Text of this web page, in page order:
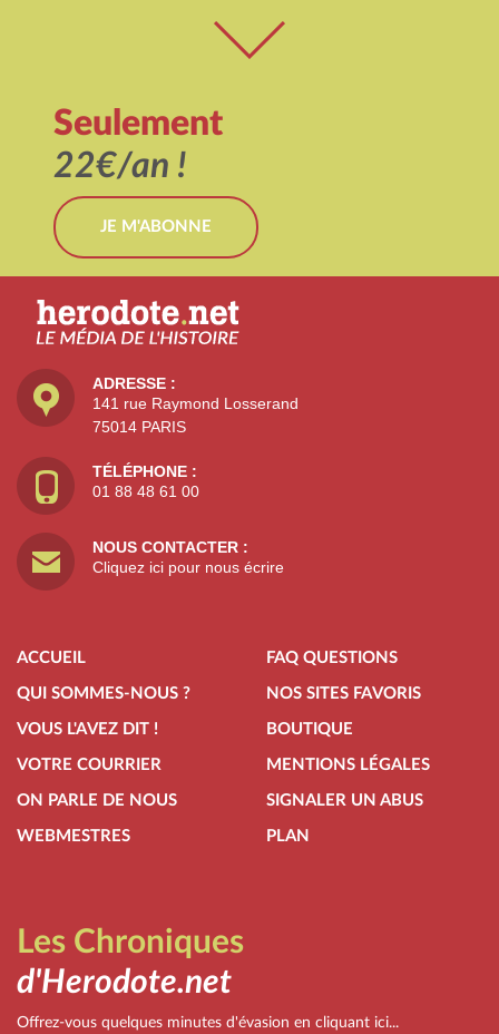
Seulement
22€/an !
JE M'ABONNE
ADRESSE :
141 rue Raymond Losserand
75014 PARIS
TÉLÉPHONE :
01 88 48 61 00
NOUS CONTACTER :
Cliquez ici pour nous écrire
ACCUEIL
QUI SOMMES-NOUS ?
VOUS L'AVEZ DIT !
VOTRE COURRIER
ON PARLE DE NOUS
WEBMESTRES
FAQ QUESTIONS
NOS SITES FAVORIS
BOUTIQUE
MENTIONS LÉGALES
SIGNALER UN ABUS
PLAN
Les Chroniques
d'Herodote.net
Offrez-vous quelques minutes d'évasion en cliquant ici...